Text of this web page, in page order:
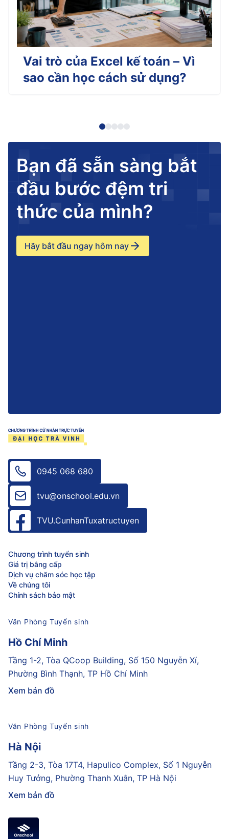
Vai trò của Excel kế toán – Vì
sao cần học cách sử dụng?
Bạn đã sẵn sàng bắt
đầu bước đệm tri
thức của mình?
Hãy bắt đầu ngay hôm nay
0945 068 680
tvu@onschool.edu.vn
TVU.CunhanTuxatructuyen
Chương trình tuyển sinh
Giá trị bằng cấp
Dịch vụ chăm sóc học tập
Về chúng tôi
Chính sách bảo mật
Văn Phòng Tuyển sinh
Hồ Chí Minh
Tầng 1-2, Tòa QCoop Building, Số 150 Nguyễn Xí,
Phường Bình Thạnh, TP Hồ Chí Minh
Xem bản đồ
Văn Phòng Tuyển sinh
Hà Nội
Tầng 2-3, Tòa 17T4, Hapulico Complex, Số 1 Nguyễn
Huy Tưởng, Phường Thanh Xuân, TP Hà Nội
Xem bản đồ